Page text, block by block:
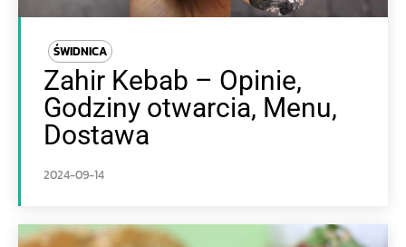
ŚWIDNICA
Zahir Kebab – Opinie,
Godziny otwarcia, Menu,
Dostawa
2024-09-14